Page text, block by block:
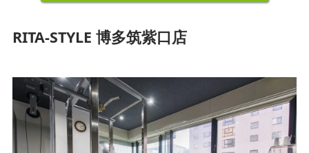
RITA-STYLE 博多筑紫口店